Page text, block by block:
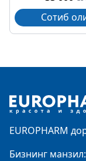
Сотиб
EUROPHARM
Бизнинг